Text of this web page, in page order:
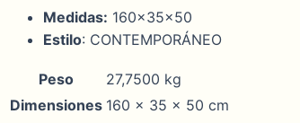
Medidas: 160x35x50
Estilo: CONTEMPORÁNEO
Peso
27,7500 kg
Dimensiones 160 × 35 × 50 cm